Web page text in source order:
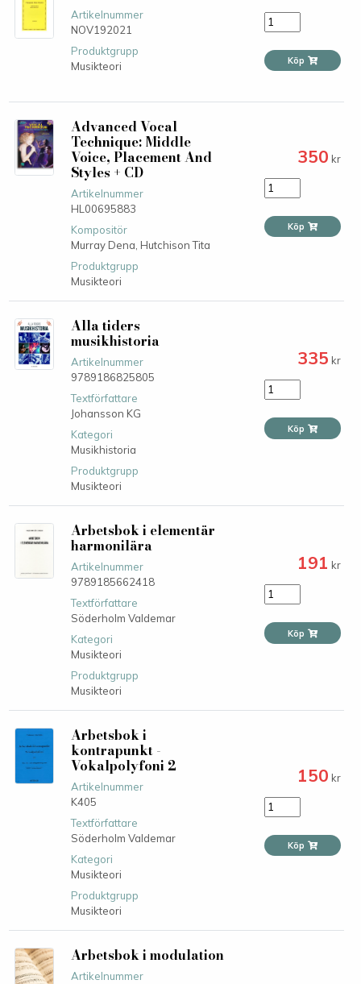
Artikelnummer
NOV192021
Produktgrupp
Musikteori
Köp
Advanced Vocal
Technique: Middle
Voice, Placement And
Styles + CD
Artikelnummer
HL00695883
Kompositör
Murray Dena, Hutchison Tita
Produktgrupp
Musikteori
350 kr
Köp
Alla tiders
musikhistoria
Artikelnummer
9789186825805
Textförfattare
Johansson KG
Kategori
Musikhistoria
Produktgrupp
Musikteori
335 kr
Köp
Arbetsbok i elementär
harmonilära
Artikelnummer
9789185662418
Textförfattare
Söderholm Valdemar
Kategori
Musikteori
Produktgrupp
Musikteori
191 kr
Köp
Arbetsbok i
kontrapunkt -
Vokalpolyfoni 2
Artikelnummer
K405
Textförfattare
Söderholm Valdemar
Kategori
Musikteori
Produktgrupp
Musikteori
150 kr
Köp
Arbetsbok i modulation
Artikelnummer